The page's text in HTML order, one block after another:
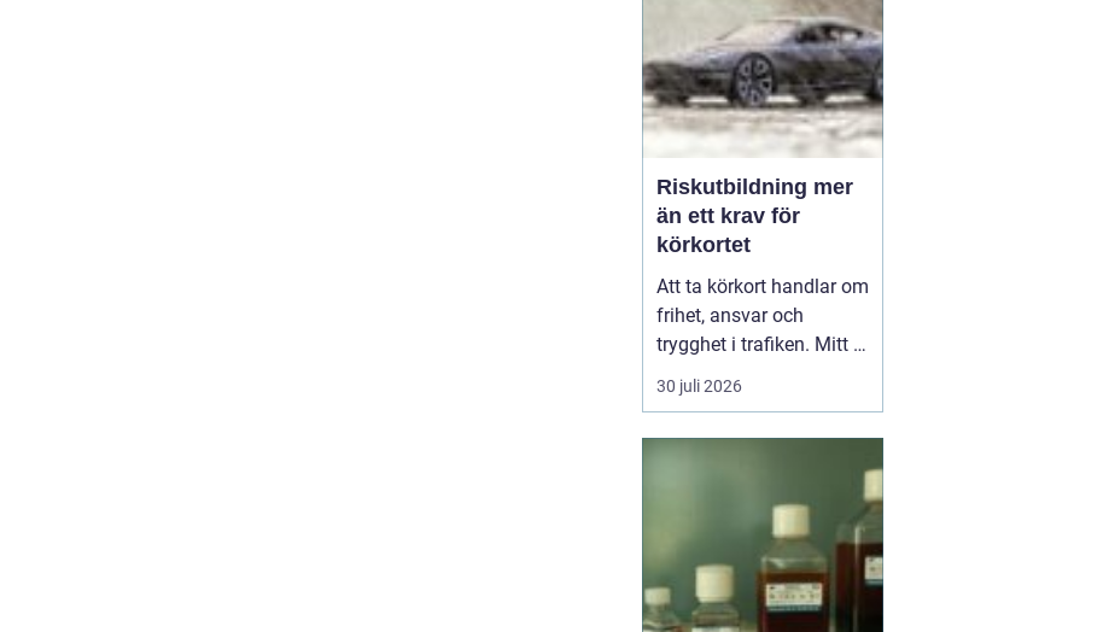
Riskutbildning mer
än ett krav för
körkortet
Att ta körkort handlar om
frihet, ansvar och
trygghet i trafiken. Mitt i
allt detta finns
riskutbildning, som
tanke: att ge blivande
förare en realistisk bild
av r...
30 juli 2026